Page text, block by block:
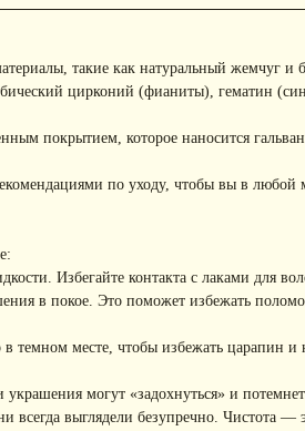
такие как натуральный жемчуг
цирконий (фианиты), гематин
покрытием, которое наносится
по уходу, чтобы вы в любой
Избегайте контакта с лаками для
в покое. Это поможет избежать
месте, чтобы избежать царапин и
могут «задохнуться» и
выглядели безупречно. Чистота —